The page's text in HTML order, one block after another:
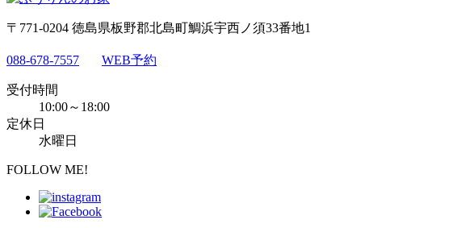
〒771-0204 徳島県板野郡北島町鯛浜宇西ノ須33番地1
088-678-7557 WEB予約
受付時間
10:00～18:00
定休日
水曜日
FOLLOW ME!